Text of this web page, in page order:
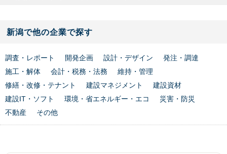
新潟で他の企業で探す
調査・レポート 開発企画 設計・デザイン
発注・調達
施工・解体
会計・税務・法務
維持・管理
修繕・改修・テナント
建設マネジメント
建設資材
建設IT・ソフト
環境・省エネルギー・エコ
災害・防災
不動産
その他